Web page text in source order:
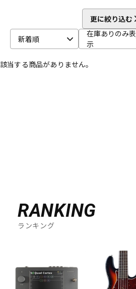
DJ機器
更に絞り込む
新着順
在庫ありのみ表
示
該当する商品がありません。
RANKING
ランキング